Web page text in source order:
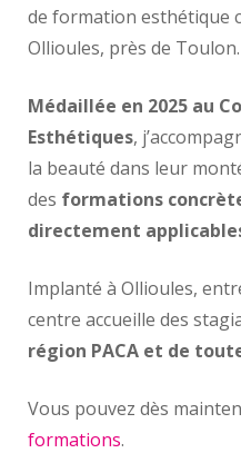
de formation esthétique
Ollioules, près de Toulon.
Médaillée en 2025 au
Esthétiques,
la beauté dans leur
des formations
directement
Implanté à Ollioules,
centre accueille des
région PACA et de
Vous pouvez dès
formations.